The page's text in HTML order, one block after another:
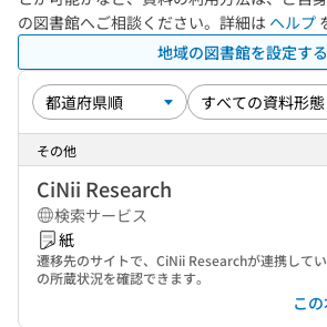
の図書館へご相談ください。詳細は ヘルプ
地域の図書館を設定する
その他
CiNii Research
検索サービス
紙
遷移先のサイトで、CiNii Researchが連携して
の所蔵状況を確認できます。
こ